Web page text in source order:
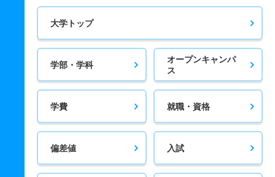
大学トップ
学部・学科
オープンキャンパ
ス
学費 就職・資格
偏差値 入試